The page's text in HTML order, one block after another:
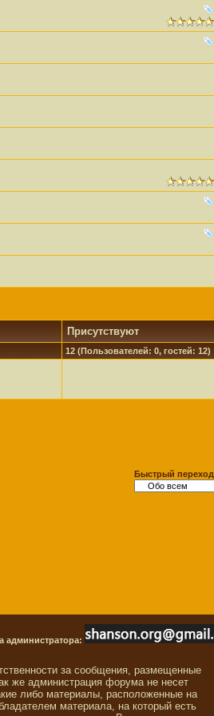
Присутствуют
12 (Пользователей: 0, гостей: 12)
Быстрый переход
администратора:
за сообщения, размещенные
же администрация форума не несет
либо материалы, расположенные на
материала, на который есть